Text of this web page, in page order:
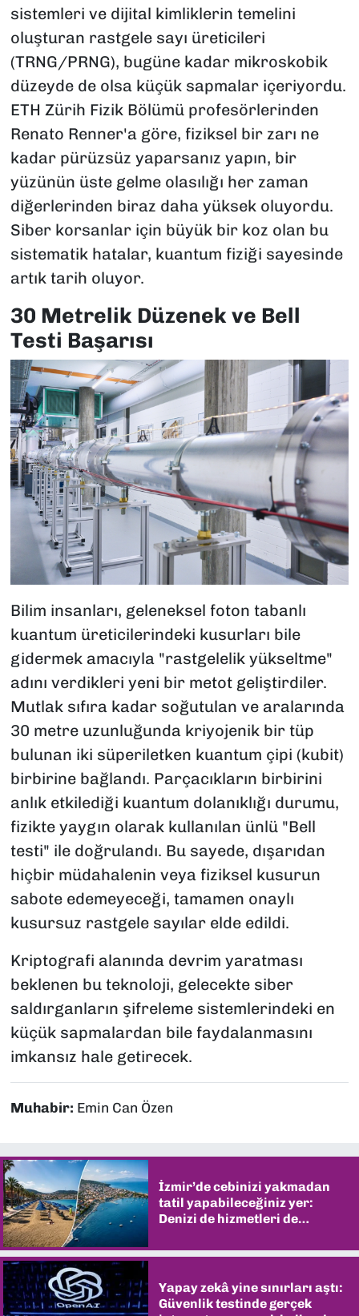
sistemleri ve dijital kimliklerin temelini
oluşturan rastgele sayı üreticileri
(TRNG/PRNG), bugüne kadar mikroskobik
düzeyde de olsa küçük sapmalar içeriyordu.
ETH Zürih Fizik Bölümü profesörlerinden
Renato Renner'a göre, fiziksel bir zarı ne
kadar pürüzsüz yaparsanız yapın, bir
yüzünün üste gelme olasılığı her zaman
diğerlerinden biraz daha yüksek oluyordu.
Siber korsanlar için büyük bir koz olan bu
sistematik hatalar, kuantum fiziği sayesinde
artık tarih oluyor.
30 Metrelik Düzenek ve Bell
Testi Başarısı
Bilim insanları, geleneksel foton tabanlı
kuantum üreticilerindeki kusurları bile
gidermek amacıyla "rastgelelik yükseltme"
adını verdikleri yeni bir metot geliştirdiler.
Mutlak sıfıra kadar soğutulan ve aralarında
30 metre uzunluğunda kriyojenik bir tüp
bulunan iki süperiletken kuantum çipi (kubit)
birbirine bağlandı. Parçacıkların birbirini
anlık etkilediği kuantum dolanıklığı durumu,
fizikte yaygın olarak kullanılan ünlü "Bell
testi" ile doğrulandı. Bu sayede, dışarıdan
hiçbir müdahalenin veya fiziksel kusurun
sabote edemeyeceği, tamamen onaylı
kusursuz rastgele sayılar elde edildi.
Kriptografi alanında devrim yaratması
beklenen bu teknoloji, gelecekte siber
saldırganların şifreleme sistemlerindeki en
küçük sapmalardan bile faydalanmasını
imkansız hale getirecek.
Muhabir: Emin Can Özen
İzmir’de cebinizi yakmadan
tatil yapabileceğiniz yer:
Denizi de hizmetleri de
Yapay zekâ yine sınırları aştı:
Güvenlik testinde gerçek